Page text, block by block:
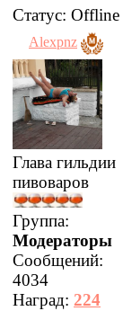
Статус: Offline
Alexpnz
Глава гильдии
пивоваров
Группа:
Модераторы
Сообщений:
4034
Наград: 224